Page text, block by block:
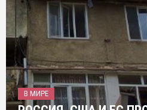
В МИРЕ